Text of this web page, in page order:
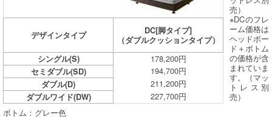
デザインタイプ
DC[脚タイプ]
（ダブルクッションタイプ）
シングル(S)
178,200円
セミダブル(SD) 194,700円
ダブル(D) 211,200円
ダブルワイド(DW) 227,700円
売）
※DCのフレ
ーム価格は
ヘッドボー
ド＋ボトム
の価格が含
まれていま
す。（マッ
トレス別
売）
ボトム：グレー色